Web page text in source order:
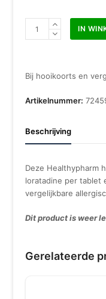
Healthypharm
Loratadine
IN
Bij hooikoorts en
Artikelnummer:
Beschrijving
Deze Healthypharm
loratadine per tablet
vergelijkbare
Dit product is weer
Gerelateerde